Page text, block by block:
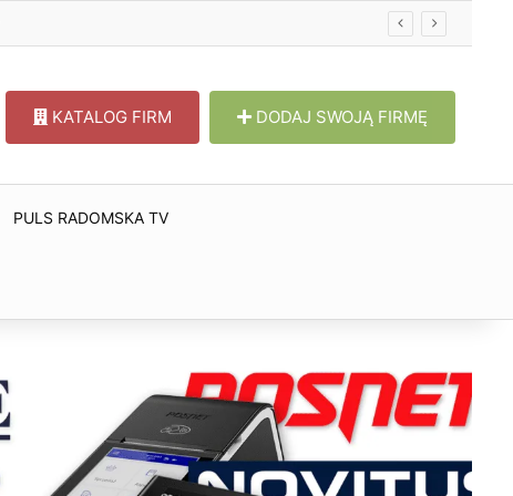
KATALOG FIRM DODAJ SWOJĄ FIRMĘ
PULS RADOMSKA TV